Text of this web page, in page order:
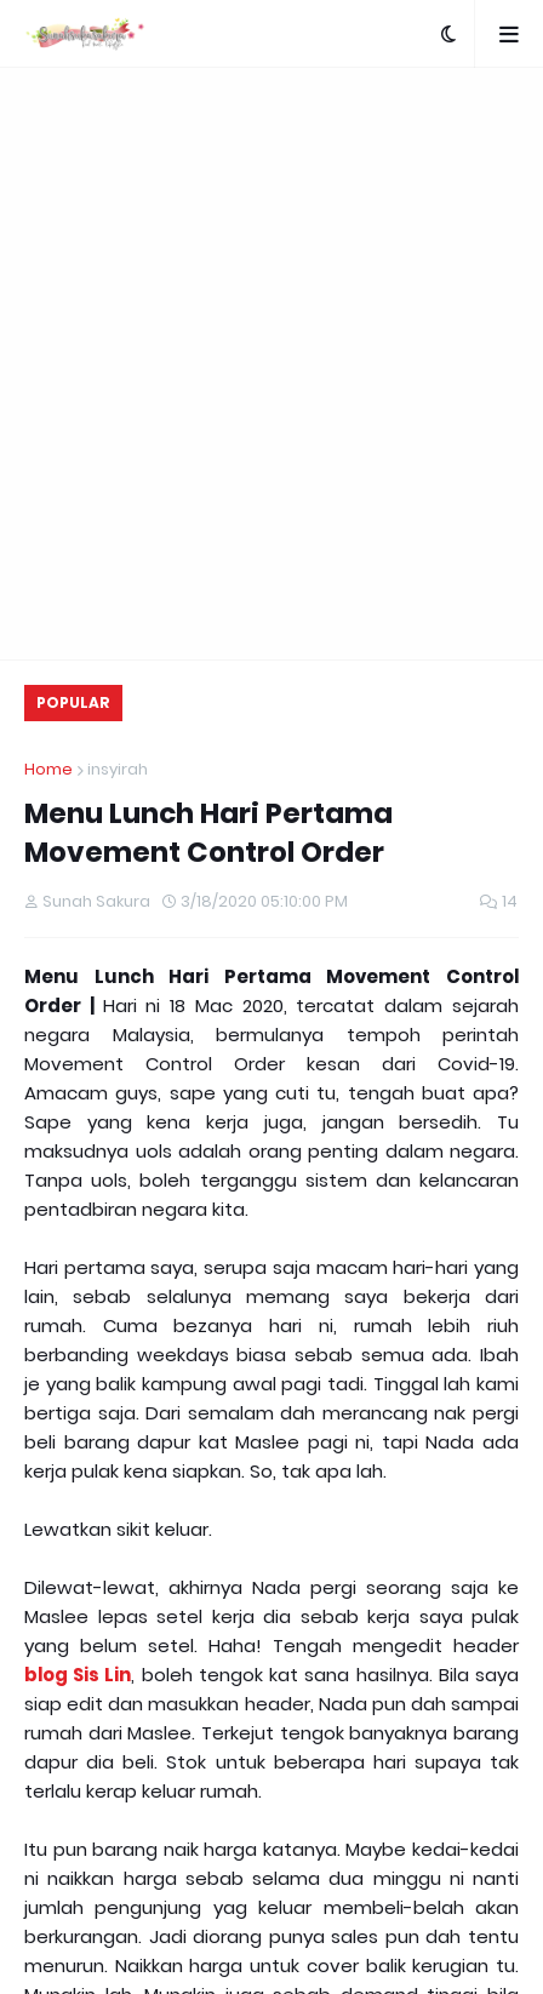
POPULAR
Home insyirah
Menu Lunch Hari Pertama
Movement Control Order
Sunah Sakura 3/18/2020 05:10:00 PM 14
Menu Lunch Hari Pertama Movement Control
Order | Hari ni 18 Mac 2020, tercatat dalam sejarah
negara Malaysia, bermulanya tempoh perintah
Movement Control Order kesan dari Covid-19.
Amacam guys, sape yang cuti tu, tengah buat apa?
Sape yang kena kerja juga, jangan bersedih. Tu
maksudnya uols adalah orang penting dalam negara.
Tanpa uols, boleh terganggu sistem dan kelancaran
pentadbiran negara kita.
Hari pertama saya, serupa saja macam hari-hari yang
lain, sebab selalunya memang saya bekerja dari
rumah. Cuma bezanya hari ni, rumah lebih riuh
berbanding weekdays biasa sebab semua ada. Ibah
je yang balik kampung awal pagi tadi. Tinggal lah kami
bertiga saja. Dari semalam dah merancang nak pergi
beli barang dapur kat Maslee pagi ni, tapi Nada ada
kerja pulak kena siapkan. So, tak apa lah.
Lewatkan sikit keluar.
Dilewat-lewat, akhirnya Nada pergi seorang saja ke
Maslee lepas setel kerja dia sebab kerja saya pulak
yang belum setel. Haha! Tengah mengedit header
blog Sis Lin, boleh tengok kat sana hasilnya. Bila saya
siap edit dan masukkan header, Nada pun dah sampai
rumah dari Maslee. Terkejut tengok banyaknya barang
dapur dia beli. Stok untuk beberapa hari supaya tak
terlalu kerap keluar rumah.
Itu pun barang naik harga katanya. Maybe kedai-kedai
ni naikkan harga sebab selama dua minggu ni nanti
jumlah pengunjung yag keluar membeli-belah akan
berkurangan. Jadi diorang punya sales pun dah tentu
menurun. Naikkan harga untuk cover balik kerugian tu.